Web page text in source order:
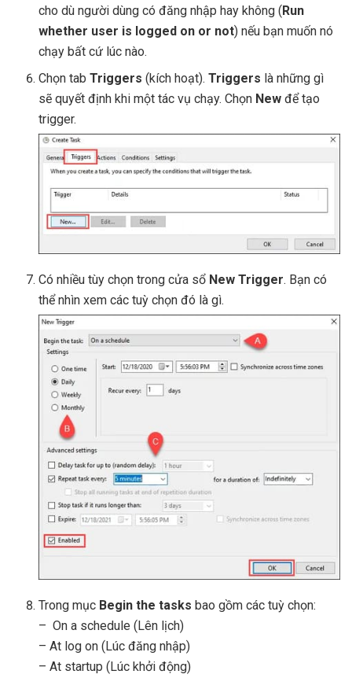
cho dù người dùng có đăng nhập hay không ( Run
whether user is logged on or not) nếu bạn muốn nó
chạy bất cứ lúc nào.
Chọn tabTriggers(kích hoạt).Triggers là những gì
sẽ quyết định khi một tác vụ chạy. Chọn New để tạo
trigger.
Có nhiều tùy chọn trong cửa sổ New Trigger. Bạn có
thể nhìn xem các tuỳ chọn đó là gì.
Trong mục Begin the tasksbao gồm các tuỳ chọn:
– On a schedule (Lên lịch)
– At log on (Lúc đăng nhập)
– At startup (Lúc khởi động)